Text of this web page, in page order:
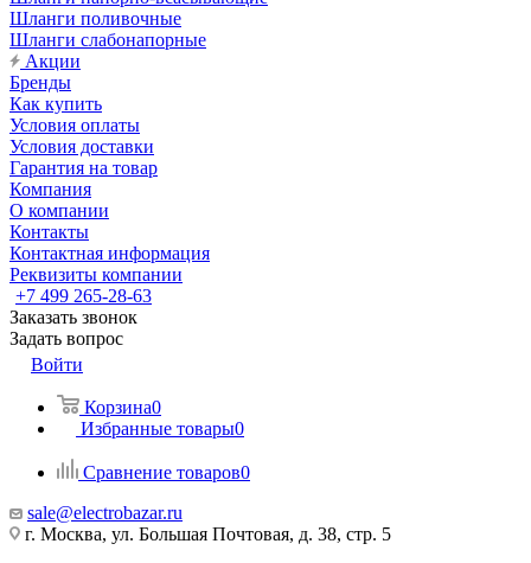
Шланги поливочные
Шланги слабонапорные
Акции
Бренды
Как купить
Условия оплаты
Условия доставки
Гарантия на товар
Компания
О компании
Контакты
Контактная информация
Реквизиты компании
+7 499 265-28-63
Заказать звонок
Задать вопрос
Войти
Корзина0
Избранные товары0
Сравнение товаров0
sale@electrobazar.ru
г. Москва, ул. Большая Почтовая, д. 38, стр. 5